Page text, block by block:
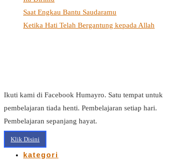
Saat Engkau Bantu Saudaramu
Ketika Hati Telah Bergantung kepada Allah
Ikuti kami di Facebook Humayro. Satu tempat untuk
pembelajaran tiada henti. Pembelajaran setiap hari.
Pembelajaran sepanjang hayat.
Klik Disini
kategori